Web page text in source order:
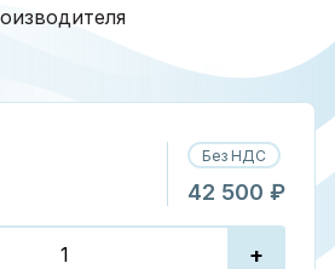
Без НДС
42 500 ₽
+